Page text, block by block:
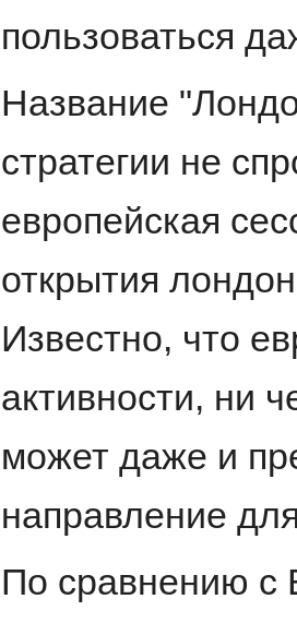
пользоваться
Название
стратегии не
европейская
открытия
Известно, что
активности, ни
может даже и
направление
По сравнению с